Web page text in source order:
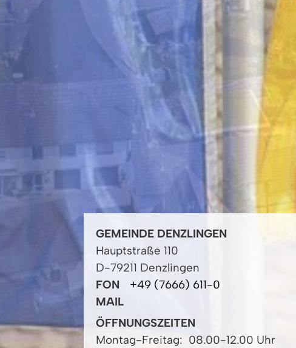
GEMEINDE DENZLINGEN
Hauptstraße 110
D-79211 Denzlingen
FON
+49 (7666) 611-0
MAIL
ÖFFNUNGSZEITEN
Montag-Freitag: 08.00-12.00 Uhr